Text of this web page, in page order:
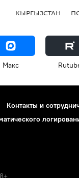
КЫРГЫЗСТАН
Макс
Контакты и